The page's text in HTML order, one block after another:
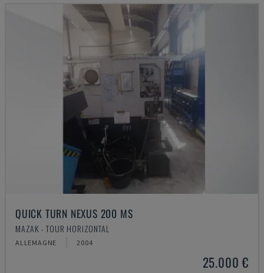
QUICK TURN NEXUS 200 MS
MAZAK - TOUR HORIZONTAL
ALLEMAGNE 2004
25.000 €